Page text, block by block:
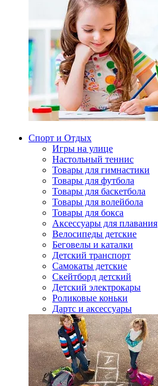
Спорт и Отдых
Игры на улице
Настольный теннис
Товары для гимнастики
Товары для футбола
Товары для баскетбола
Товары для волейбола
Товары для бокса
Аксессуары для плавания
Велосипеды детские
Беговелы и каталки
Детский транспорт
Самокаты детские
Скейтборд детский
Детский электрокары
Роликовые коньки
Дартс и аксессуары